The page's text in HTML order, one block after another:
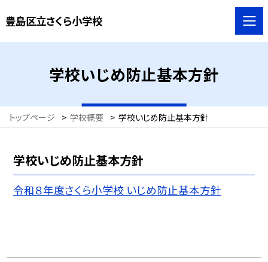
豊島区立さくら小学校
学校いじめ防止基本方針
トップページ > 学校概要 > 学校いじめ防止基本方針
学校いじめ防止基本方針
令和８年度さくら小学校 いじめ防止基本方針